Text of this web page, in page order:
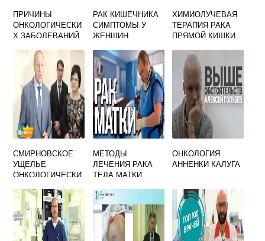
ПРИЧИНЫ
ОНКОЛОГИЧЕСКИ
Х ЗАБОЛЕВАНИЙ
РАК КИШЕЧНИКА
СИМПТОМЫ У
ЖЕНЩИН
ХИМИОЛУЧЕВАЯ
ТЕРАПИЯ РАКА
ПРЯМОЙ КИШКИ
СМИРНОВСКОЕ
УЩЕЛЬЕ
ОНКОЛОГИЧЕСКИ
МЕТОДЫ
ЛЕЧЕНИЯ РАКА
ТЕЛА МАТКИ
ОНКОЛОГИЯ
АННЕНКИ КАЛУГА